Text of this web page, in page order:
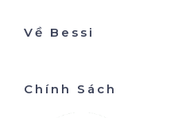
Về Bessi
Chính Sách